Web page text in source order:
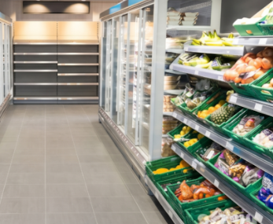
perakende zincirlerinden Co-op, 2026
ardından Somerset eyaletindeki
kalıcı olarak kapattı. Yerel yönetimle
ardından gelen bu karar, bünyesindeki
de kapanmasına yol açtı.